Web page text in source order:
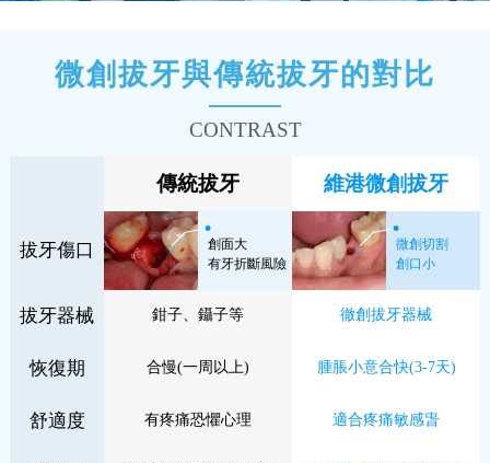
微創拔牙與傳統拔牙的對比
CONTRAST
傳統拔牙 維港微創拔牙
拔牙傷口
創面大
有牙折斷風險
微創切割
創口小
拔牙器械 鉗子、鑷子等 徹創拔牙器械
恢復期 合慢(一周以上) 腫脹小意合快(3-7天)
舒適度 有疼痛恐懼心理 適合疼痛敏感旾